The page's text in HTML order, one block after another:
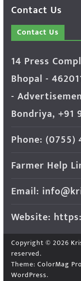
Contact Us
Contact Us
14 Press
Bhopal -
-
Bondriya, +91
Phone: (0755)
Farmer Help
Email:
Website:
Copyright © 2026
reserved.
Theme: ColorMag Pro
WordPress.